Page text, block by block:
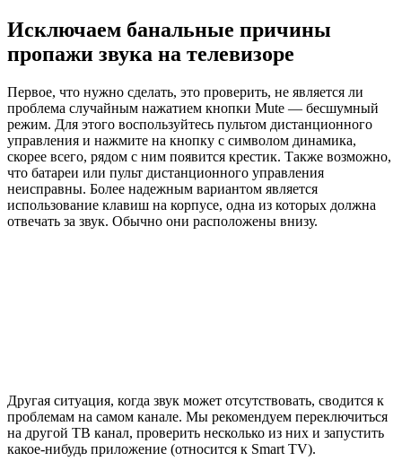
Исключаем банальные причины
пропажи звука на телевизоре
Первое, что нужно сделать, это проверить, не является ли
проблема случайным нажатием кнопки Mute — бесшумный
режим. Для этого воспользуйтесь пультом дистанционного
управления и нажмите на кнопку с символом динамика,
скорее всего, рядом с ним появится крестик. Также возможно,
что батареи или пульт дистанционного управления
неисправны. Более надежным вариантом является
использование клавиш на корпусе, одна из которых должна
отвечать за звук. Обычно они расположены внизу.
Другая ситуация, когда звук может отсутствовать, сводится к
проблемам на самом канале. Мы рекомендуем переключиться
на другой ТВ канал, проверить несколько из них и запустить
какое-нибудь приложение (относится к Smart TV).